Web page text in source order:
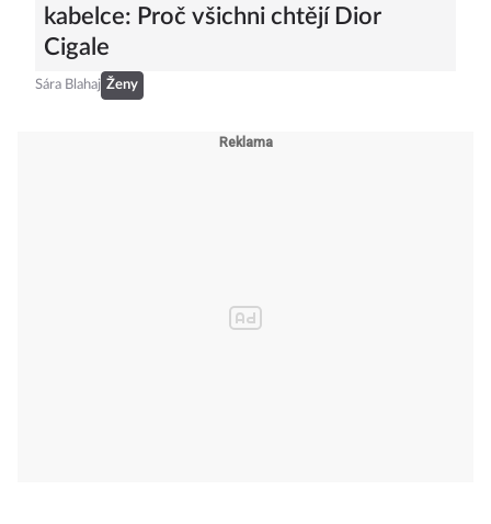
kabelce: Proč všichni chtějí Dior
Cigale
Sára Blahaj Ženy